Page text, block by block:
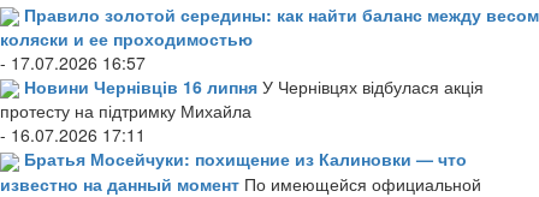
Правило золотой середины: как найти баланс между весом
коляски и ее проходимостью
- 17.07.2026 16:57
Новини Чернівців 16 липня У Чернівцях відбулася акція
протесту на підтримку Михайла
- 16.07.2026 17:11
Братья Мосейчуки: похищение из Калиновки — что
известно на данный момент По имеющейся официальной